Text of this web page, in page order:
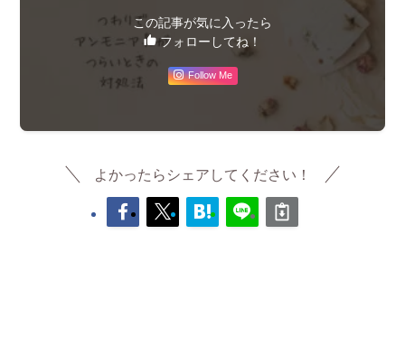
この記事が気に入ったら
フォローしてね！
Follow Me
よかったらシェアしてください！